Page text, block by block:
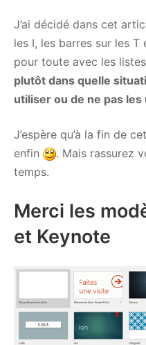
J’ai décidé dans cet
les I, les barres sur les T
pour toute avec les
plutôt dans quelle
utiliser ou de ne pas les
J’espère qu’à la fin de
enfin
. Mais rassurez
temps.
Merci les
et Keynote